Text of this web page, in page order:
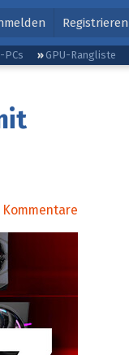
Registrieren
PCs GPU-Rangliste
Kommentare